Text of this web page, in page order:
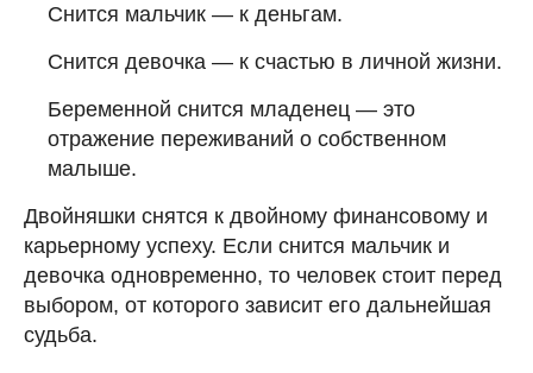
Снится мальчик — к деньгам.
Снится девочка — к счастью в личной жизни.
Беременной снится младенец — это
отражение переживаний о собственном
малыше.
Двойняшки снятся к двойному финансовому и
карьерному успеху. Если снится мальчик и
девочка одновременно, то человек стоит перед
выбором, от которого зависит его дальнейшая
судьба.